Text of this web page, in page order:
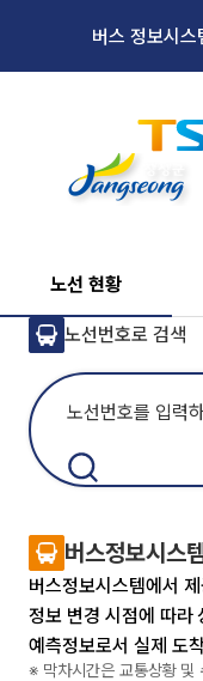
버스 정보시스
노선 현황
버
스
이
콘
노선번호로 검색
전
송
버
스
아
이
콘
버스정보시스
버스정보시스템에서
정보 변경 시점에 따라
예측정보로서 실제 도
※ 막차시간은 교통상황 및